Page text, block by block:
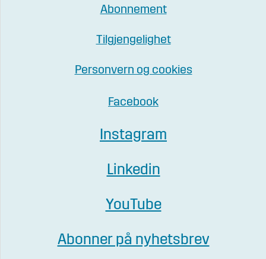
Abonnement
Tilgjengelighet
Personvern og cookies
Facebook
Instagram
Linkedin
YouTube
Abonner på nyhetsbrev